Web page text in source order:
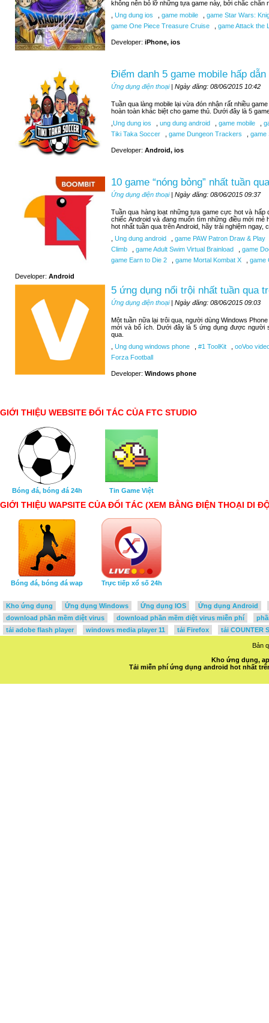
không nên bỏ lỡ những tựa game này, bởi chắc chắn
Ung dung ios game mobile
game Star Wars:
game One Piece Treasure Cruise
game Attack the
Developer: iPhone, ios
Điểm danh 5 game mobile hấp
Ứng dụng điện thoại| Ngày đăng: 08/06/2015 10:42
Tuần qua làng mobile lại vừa đón nhận rất nhiều
hoàn toàn khác biệt cho game thủ. Dưới đây là 5
Ung dung ios ung dung android game mobile
Tiki Taka Soccer
game Dungeon Trackers game
Developer: Android, ios
10 game “nóng bỏng” nhất tuần
Ứng dụng điện thoại| Ngày đăng: 08/06/2015 09:37
Tuần qua hàng loạt những tựa game cực hot và hấp
chiếc Android và đang muốn tìm những điều mới
hot nhất tuần qua trên Android, hãy trải nghiệm ngay,
Ung dung android
game PAW Patron Draw & Play
Climb
game Adult Swim Virtual Brainload
game
game Earn to Die 2
game Mortal Kombat X game
Developer: Android
5 ứng dụng nổi trội nhất tuần qua
Ứng dụng điện thoại| Ngày đăng: 08/06/2015 09:03
Một tuần nữa lại trôi qua, người dùng Windows
mới và bổ ích. Dưới đây là 5 ứng dụng được người
qua.
Ung dung windows phone #1 ToolKit
ooVoo
Forza Football
Developer: Windows phone
GIỚI THIỆU WEBSITE ĐỐI TÁC CỦA FTC STUDIO
Bóng đá, bóng đá 24h Tin Game Việt
GIỚI THIỆU WAPSITE CỦA ĐỐI TÁC (XEM BẰNG ĐIỆN THOẠI DI
Bóng đá, bóng đá wap Trực tiếp xổ số 24h
Kho ứng dụng Ứng dụng Windows Ứng dụng IOS
Ứng dụng Android
download phần mềm diệt virus
download phần mềm diệt virus miễn phí
tải adobe flash player
windows media player 11 tải Firefox tải COUNTER
Bản
Kho ứng dụng,
Tải miễn phí ứng dụng android hot nhất